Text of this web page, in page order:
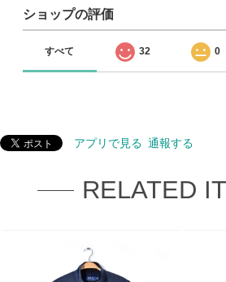
ショップの評価
すべて 32 0
アプリで見る 通報する
RELATED